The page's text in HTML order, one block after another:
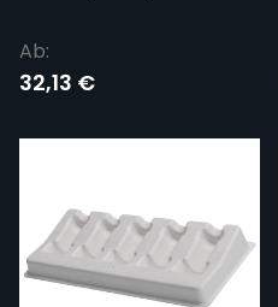
Ab:
32,13 €